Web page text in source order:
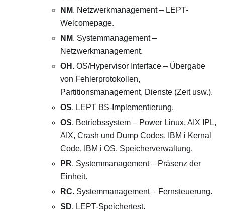
NM. Netzwerkmanagement – LEPT-
Welcomepage.
NM. Systemmanagement –
Netzwerkmanagement.
OH . OS/Hypervisor Interface – Übergabe
von Fehlerprotokollen,
Partitionsmanagement, Dienste (Zeit usw.).
OS. LEPT BS-Implementierung.
OS. Betriebssystem – Power Linux, AIX IPL,
AIX, Crash und Dump Codes, IBM i Kernal
Code, IBM i OS, Speicherverwaltung.
PR. Systemmanagement – Präsenz der
Einheit.
RC. Systemmanagement – Fernsteuerung.
SD. LEPT-Speichertest.